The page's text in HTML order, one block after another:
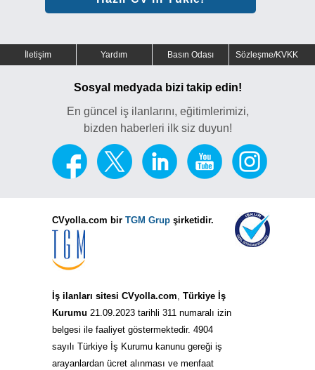
İletişim Yardım Basın Odası Sözleşme/KVKK
Sosyal medyada bizi takip edin!
En güncel iş ilanlarını, eğitimlerimizi,
bizden haberleri ilk siz duyun!
CVyolla.com bir TGM Grup şirketidir.
İş ilanları sitesi CVyolla.com, Türkiye İş
Kurumu 21.09.2023 tarihli 311 numaralı izin
belgesi ile faaliyet göstermektedir. 4904
sayılı Türkiye İş Kurumu kanunu gereği iş
arayanlardan ücret alınması ve menfaat